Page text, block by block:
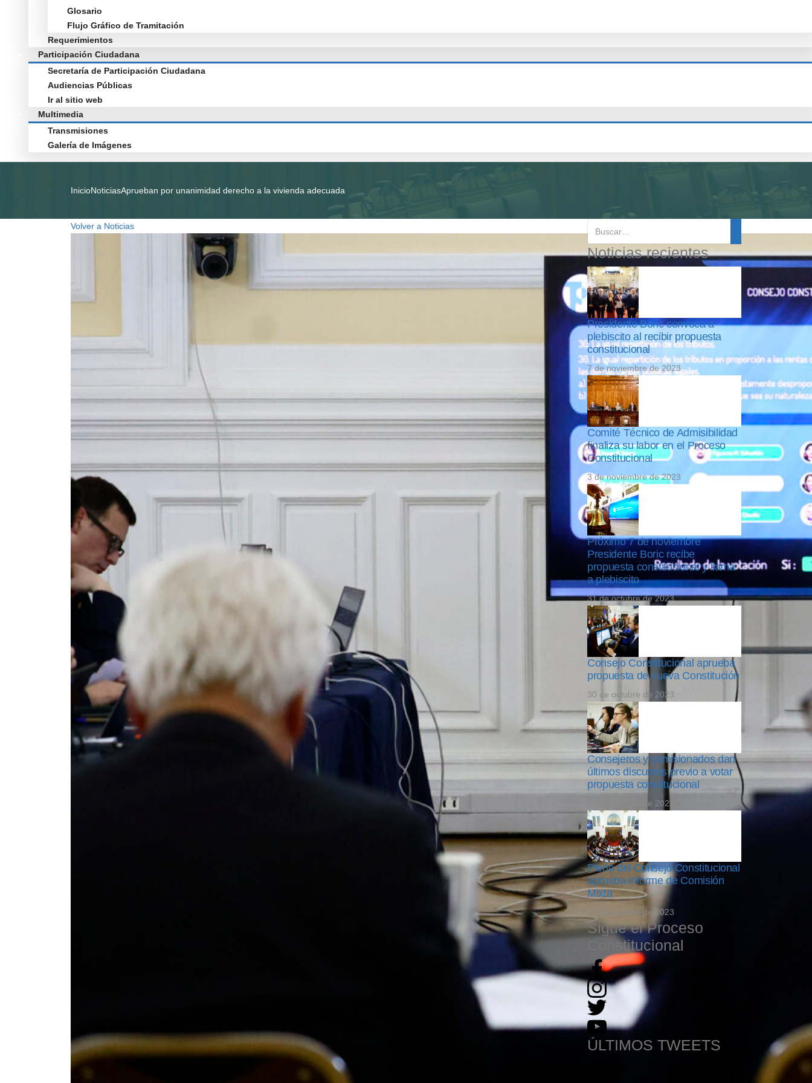
Glosario
Flujo Gráfico de Tramitación
Requerimientos
Participación Ciudadana
Secretaría de Participación Ciudadana
Audiencias Públicas
Ir al sitio web
Multimedia
Transmisiones
Galería de Imágenes
InicioNoticiasAprueban por unanimidad derecho a la vivienda adecuada
Volver a Noticias
Noticias recientes
Presidente Boric convoca a
plebiscito al recibir propuesta
constitucional
7 de noviembre de 2023
Comité Técnico de Admisibilidad
finaliza su labor en el Proceso
Constitucional
3 de noviembre de 2023
Próximo 7 de noviembre
Presidente Boric recibe
propuesta constitucional y llama
a plebiscito
31 de octubre de 2023
Consejo Constitucional aprueba
propuesta de nueva Constitución
30 de octubre de 2023
Consejeros y comisionados dan
últimos discursos previo a votar
propuesta constitucional
30 de octubre de 2023
Pleno del Consejo Constitucional
aprueba informe de Comisión
Mixta
23 de octubre de 2023
Sigue el Proceso
Constitucional
ÚLTIMOS TWEETS